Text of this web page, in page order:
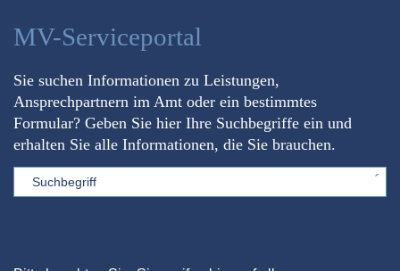
MV-Serviceportal
Sie suchen Informationen zu Leistungen,
Ansprechpartnern im Amt oder ein bestimmtes
Formular? Geben Sie hier Ihre Suchbegriffe ein und
erhalten Sie alle Informationen, die Sie brauchen.
Sword